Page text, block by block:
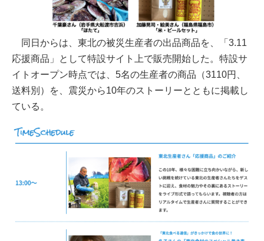
同日からは、東北の被災生産者の出品商品を、「3.11
応援商品」として特設サイト上で販売開始した。特設サ
イトオープン時点では、5名の生産者の商品（3110円、
送料別）を、震災から10年のストーリーとともに掲載し
ている。